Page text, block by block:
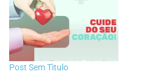
Post Sem Tìtulo